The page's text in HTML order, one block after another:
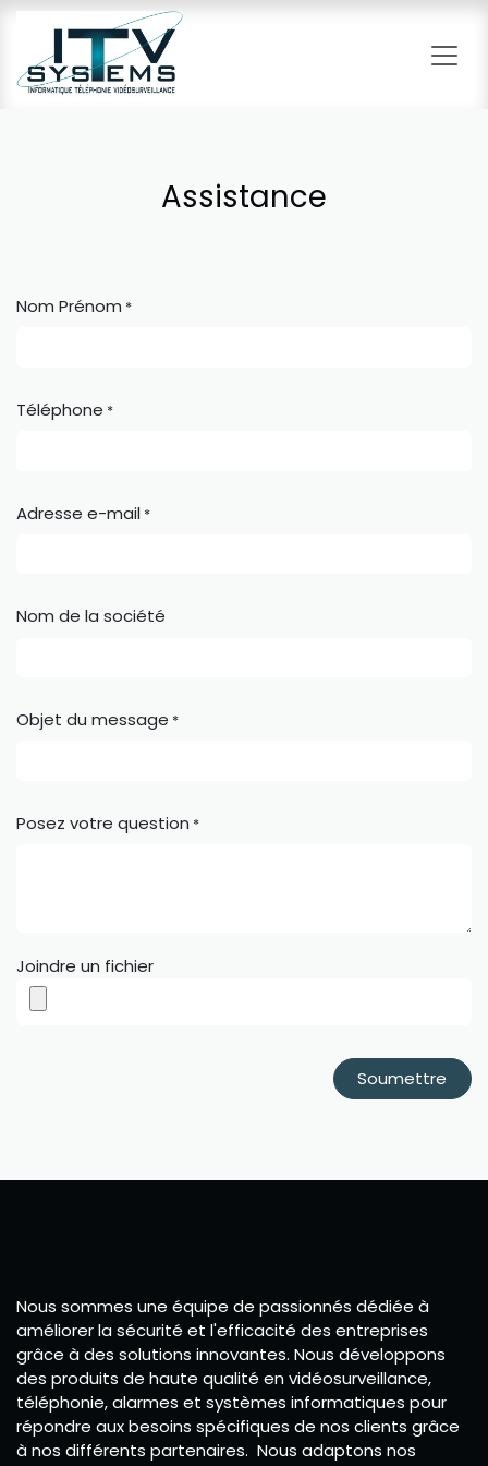
Se rendre au contenu
Assistance
Nom Prénom *
Téléphone *
Adresse e-mail *
Nom de la société
Objet du message *
Posez votre question *
Joindre un fichier
Soumettre
Nous sommes une équipe de passionnés dédiée à
améliorer la sécurité et l'efficacité des entreprises
grâce à des solutions innovantes. Nous développons
des produits de haute qualité en vidéosurveillance,
téléphonie, alarmes et systèmes informatiques pour
répondre aux besoins spécifiques de nos clients grâce
à nos différents partenaires. Nous adaptons nos